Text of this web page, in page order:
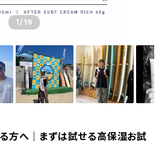
1/19
方へ｜まずは試せる高保湿お試